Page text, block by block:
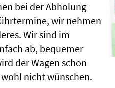
bei der Abholung
wir nehmen
Wir sind im
ab, bequemer
der Wagen schon
nicht wünschen.